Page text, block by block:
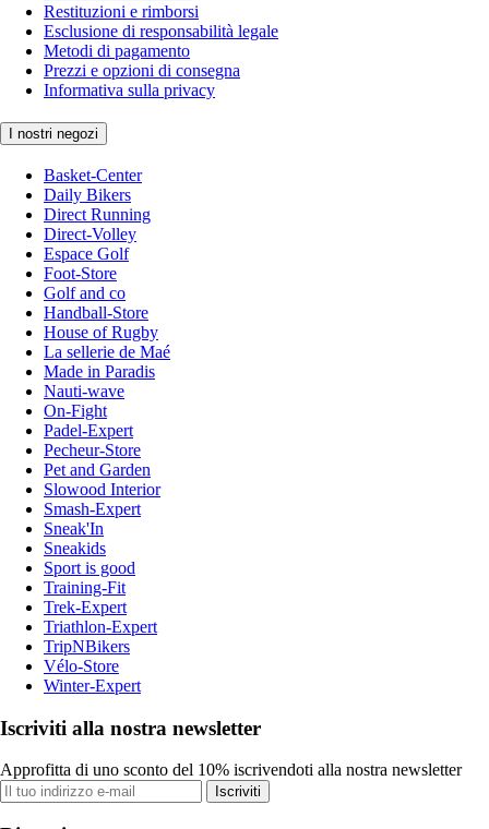
Restituzioni e rimborsi
Esclusione di responsabilità legale
Metodi di pagamento
Prezzi e opzioni di consegna
Informativa sulla privacy
I nostri negozi
Basket-Center
Daily Bikers
Direct Running
Direct-Volley
Espace Golf
Foot-Store
Golf and co
Handball-Store
House of Rugby
La sellerie de Maé
Made in Paradis
Nauti-wave
On-Fight
Padel-Expert
Pecheur-Store
Pet and Garden
Slowood Interior
Smash-Expert
Sneak'In
Sneakids
Sport is good
Training-Fit
Trek-Expert
Triathlon-Expert
TripNBikers
Vélo-Store
Winter-Expert
Iscriviti alla nostra newsletter
Approfitta di uno sconto del 10% iscrivendoti alla nostra newsletter
Iscriviti